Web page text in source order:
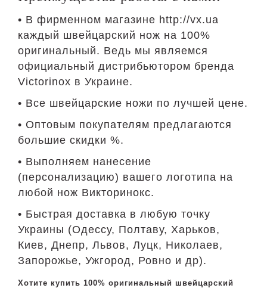
• В фирменном магазине http://vx.ua
каждый швейцарский нож на 100%
оригинальный. Ведь мы являемся
официальный дистрибьютором бренда
Victorinox в Украине.
• Все швейцарские ножи по лучшей цене.
• Оптовым покупателям предлагаются
большие скидки %.
• Выполняем нанесение
(персонализацию) вашего логотипа на
любой нож Викторинокс.
• Быстрая доставка в любую точку
Украины (Одессу, Полтаву, Харьков,
Киев, Днепр, Львов, Луцк, Николаев,
Запорожье, Ужгород, Ровно и др).
Хотите купить 100% оригинальный швейцарский